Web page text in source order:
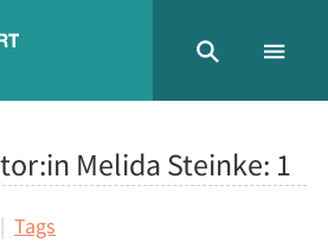
Melida Steinke: 1
Tags